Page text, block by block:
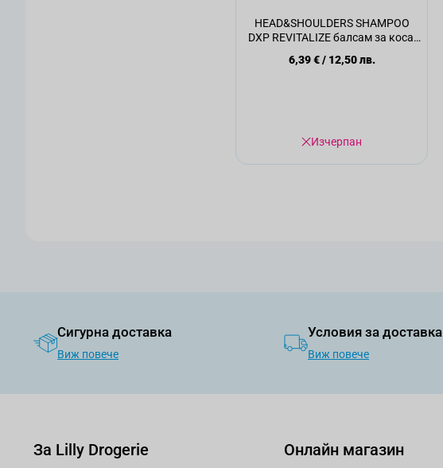
HEAD&SHOULDERS SHAMPOO
DXP REVITALIZE балсам за коса,
6,39 €/ 12,50 лв.
Изчерпан
Сигурна доставка
Виж повече
Условия за доставка
Виж повече
За Lilly Drogerie Онлайн магазин